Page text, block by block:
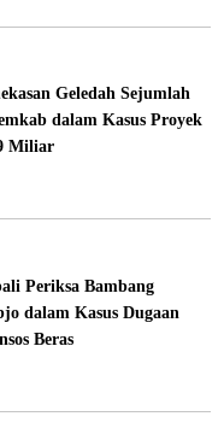
Geledah Sejumlah
dalam Kasus Proyek
Miliar
Periksa Bambang
dalam Kasus Dugaan
Beras